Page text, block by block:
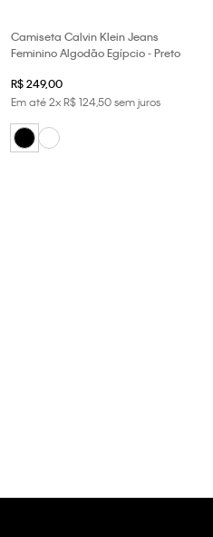
Camiseta Calvin Klein Jeans
Feminino Algodão Egípcio - Preto
R$249,00
Em até2xR$124,50sem juros